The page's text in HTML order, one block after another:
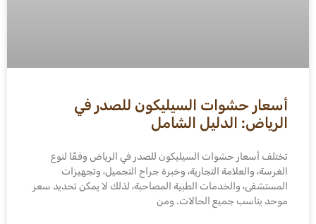
أسعار حشوات السيليكون للصدر في
الرياض: الدليل الشامل
تختلف أسعار حشوات السيليكون للصدر في الرياض وفقًا لنوع
الغرسة، والعلامة التجارية، وخبرة جراح التجميل، وتجهيزات
المستشفى، والخدمات الطبية المصاحبة، لذلك لا يمكن تحديد سعر
موحد يناسب جميع الحالات. ومن